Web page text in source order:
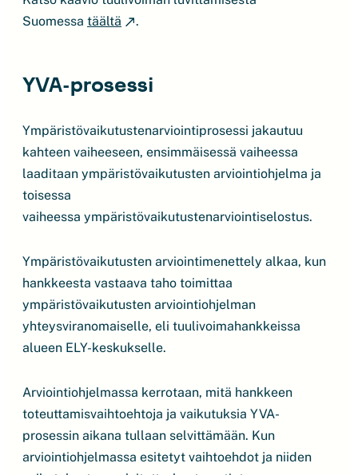
Suomessa täältä .
YVA-prosessi
Ympäristövaikutustenarviointiprosessi jakautuu
kahteen vaiheeseen, ensimmäisessä vaiheessa
laaditaan ympäristövaikutusten arviointiohjelma ja
toisessa
vaiheessa ympäristövaikutustenarviointiselostus.
Ympäristövaikutusten arviointimenettely alkaa, kun
hankkeesta vastaava taho toimittaa
ympäristövaikutusten arviointiohjelman
yhteysviranomaiselle, eli tuulivoimahankkeissa
alueen ELY-keskukselle.
Arviointiohjelmassa kerrotaan, mitä hankkeen
toteuttamisvaihtoehtoja ja vaikutuksia YVA-
prosessin aikana tullaan selvittämään. Kun
arviointiohjelmassa esitetyt vaihtoehdot ja niiden